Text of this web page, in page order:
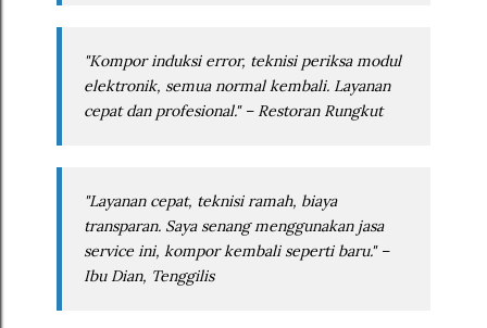
"Kompor induksi error, teknisi periksa modul
elektronik, semua normal kembali. Layanan
cepat dan profesional." – Restoran Rungkut
"Layanan cepat, teknisi ramah, biaya
transparan. Saya senang menggunakan jasa
service ini, kompor kembali seperti baru." –
Ibu Dian, Tenggilis